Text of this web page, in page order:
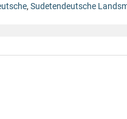
, Sudetendeutsche